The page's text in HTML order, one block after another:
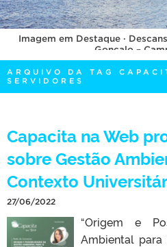
INTERNACIONAL
OUVIDORIA
PORTARIAS
TELEFONES
Imagem em Destaque ·
Gonçalo –
ARQUIVO DA TAG
SERVIDORES
Capacita na Web
sobre Gestão
Contexto
27/06/2022
“Origem e
Ambiental para